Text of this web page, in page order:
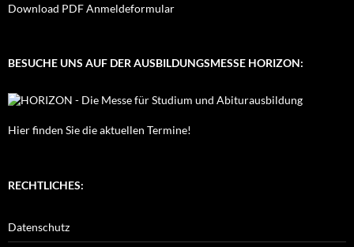
Download PDF Anmeldeformular
BESUCHE UNS AUF DER AUSBILDUNGSMESSE HORIZON:
Hier finden Sie die aktuellen Termine!
RECHTLICHES:
Datenschutz